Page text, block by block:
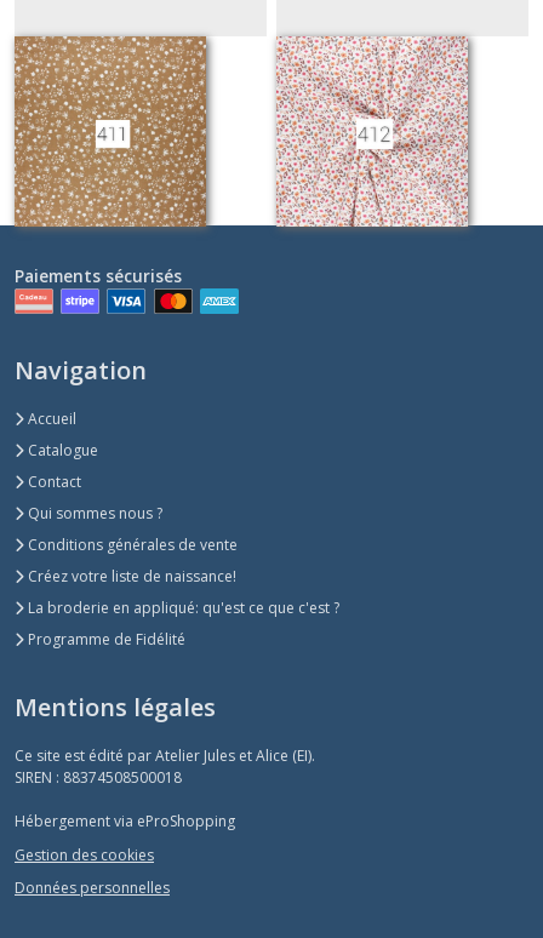
411
Sur demande
412
Sur demande
Paiements sécurisés
Navigation
Accueil
Catalogue
Contact
Qui sommes nous ?
Conditions générales de vente
Créez votre liste de naissance!
La broderie en appliqué: qu'est ce que c'est ?
Programme de Fidélité
Mentions légales
Ce site est édité par Atelier Jules et Alice (EI).
SIREN : 88374508500018
Hébergement via eProShopping
Gestion des cookies
Données personnelles